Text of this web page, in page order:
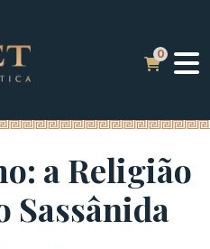
a Religião
Sassânida